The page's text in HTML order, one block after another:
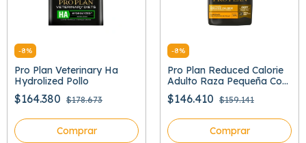
-8%
Pro Plan Veterinary Ha
Hydrolized Pollo
$164.380 $178.673
Comprar
-8%
Pro Plan Reduced Calorie
Adulto Raza Pequeña Con
Optifit
$146.410 $159.141
Comprar